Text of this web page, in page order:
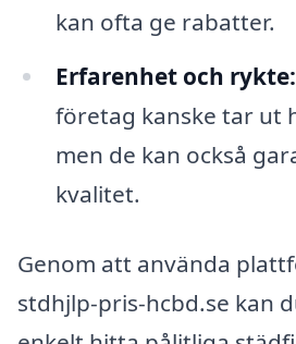
kan ofta ge rabatter.
Erfarenhet och rykte:
företag kanske tar ut
men de kan också
kvalitet.
Genom att använda
stdhjlp-pris-hcbd.se kan